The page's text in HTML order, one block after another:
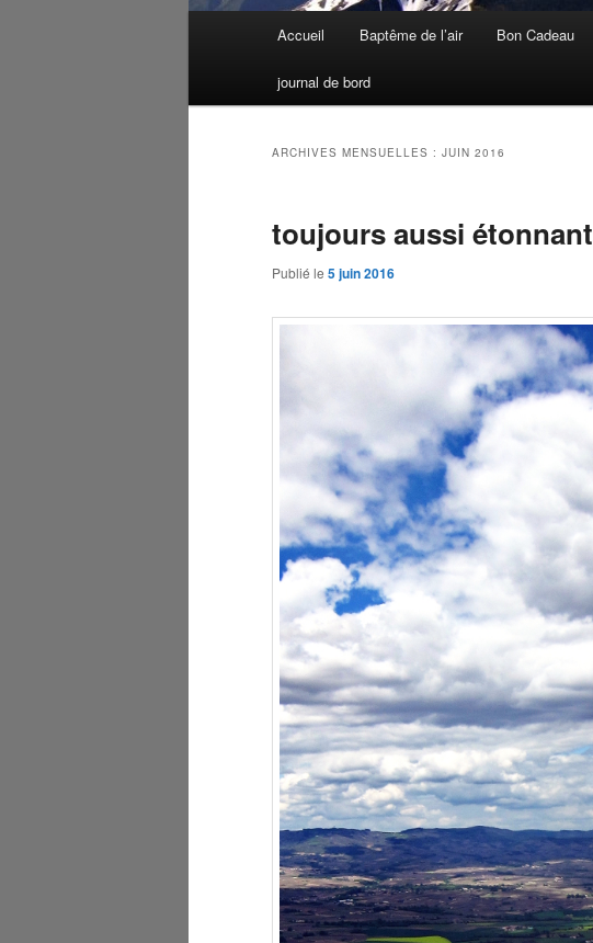
Aller
au
contenu
Aller
au
contenu
Accueil Baptême de l’air Bon Cadeau
journal de bord
ARCHIVES MENSUELLES : JUIN 2016
toujours aussi étonnant
Publié le 5 juin 2016